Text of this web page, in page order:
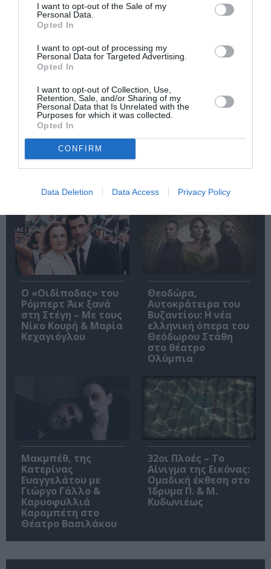
I want to opt-out of the Sale of my
Personal Data.
Opted In
I want to opt-out of processing my
Personal Data for Targeted Advertising.
Opted In
I want to opt-out of Collection, Use,
Retention, Sale, and/or Sharing of my
Personal Data that Is Unrelated with the
Purposes for which it was collected.
Opted In
CONFIRM
Data Deletion Data Access Privacy Policy
Ο Λάκης Χαλκιάς,
εκπρόσωπος της
μουσικής μας
παράδοσης, πέθανε
σε ηλικία 82 ετών
είσοδο σε δύο μέλη
των Massive Attack
Δημοφιλή Άρθρα
O «Οιδίποδας» του
Ρόμπερτ Άικ ξανά
στη Στέγη – Με τους
Νίκο Κουρή & Μαρία
Κεχαγιόγλου
Θεοδώρα,
Αυτοκράτειρα του
Βυζαντίου: Η νέα
ελληνική όπερα του
Θεόδωρου Στάθη
στο θέατρο
Ολύμπια
Μακμπέθ, της
Κατερίνας
Ευαγγελάτου με
Γιώργο Γάλλο &
Καρυοφυλλιά
Καραμπέτη στο
Θέατρο Βασιλάκου
32οι Πλοές – Το
Αίνιγμα της Εικόνας:
Ομαδική έκθεση στο
Ίδρυμα Π. & Μ.
Κυδωνιέως